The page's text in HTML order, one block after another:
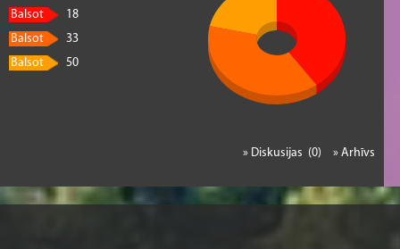
Balsot
18
Balsot
33
Balsot
50
» Arhīvs
» Diskusijas (0)